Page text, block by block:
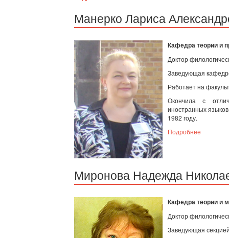
Манерко Лариса
Кафедра теории и
Доктор
Заведующая
Работает на
Окончила с
иностранных
1982 году.
Подробнее
Миронова Надежда
Кафедра теории и
Доктор
Заведующая